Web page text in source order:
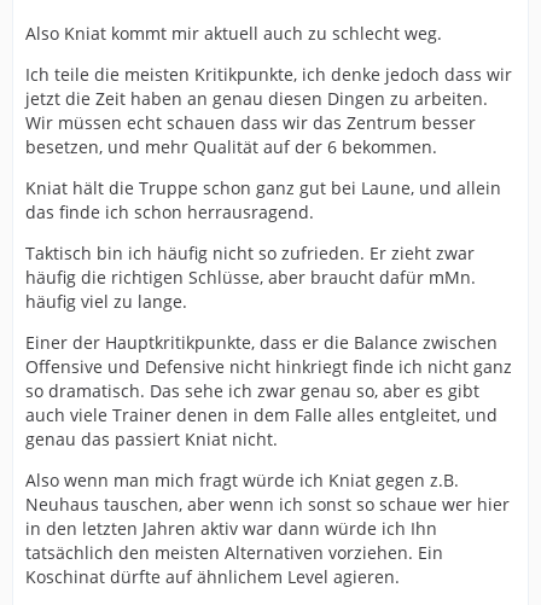
Also Kniat kommt mir aktuell auch zu schlecht weg.
Ich teile die meisten Kritikpunkte, ich denke jedoch dass wir
jetzt die Zeit haben an genau diesen Dingen zu arbeiten.
Wir müssen echt schauen dass wir das Zentrum besser
besetzen, und mehr Qualität auf der 6 bekommen.
Kniat hält die Truppe schon ganz gut bei Laune, und allein
das finde ich schon herrausragend.
Taktisch bin ich häufig nicht so zufrieden. Er zieht zwar
häufig die richtigen Schlüsse, aber braucht dafür mMn.
häufig viel zu lange.
Einer der Hauptkritikpunkte, dass er die Balance zwischen
Offensive und Defensive nicht hinkriegt finde ich nicht ganz
so dramatisch. Das sehe ich zwar genau so, aber es gibt
auch viele Trainer denen in dem Falle alles entgleitet, und
genau das passiert Kniat nicht.
Also wenn man mich fragt würde ich Kniat gegen z.B.
Neuhaus tauschen, aber wenn ich sonst so schaue wer hier
in den letzten Jahren aktiv war dann würde ich Ihn
tatsächlich den meisten Alternativen vorziehen. Ein
Koschinat dürfte auf ähnlichem Level agieren.